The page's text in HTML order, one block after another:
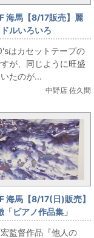
海馬【8/17販売】麗
ルいろいろ
はカセットテープの
が、同じように旺盛
たのが...
中野店 佐久間
海馬【8/17(日)販売】
「ピアノ作品集」
監督作品『他人の